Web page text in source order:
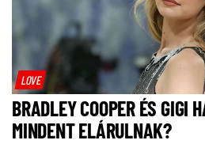
LOVE
BRADLEY COOPER ÉS GIGI
MINDENT ELÁRULNAK?